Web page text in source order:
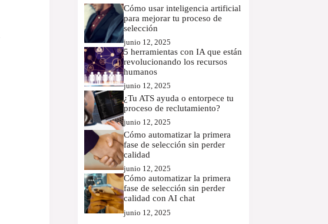
Cómo usar inteligencia artificial
para mejorar tu proceso de
selección
junio 12, 2025
5 herramientas con IA que están
revolucionando los recursos
humanos
junio 12, 2025
¿Tu ATS ayuda o entorpece tu
proceso de reclutamiento?
junio 12, 2025
Cómo automatizar la primera
fase de selección sin perder
calidad
junio 12, 2025
Cómo automatizar la primera
fase de selección sin perder
calidad con AI chat
junio 12, 2025